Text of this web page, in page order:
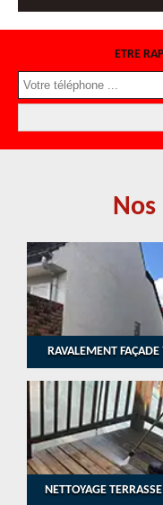
ETRE
RAVALEMENT FAÇADE
NETTOYAGE